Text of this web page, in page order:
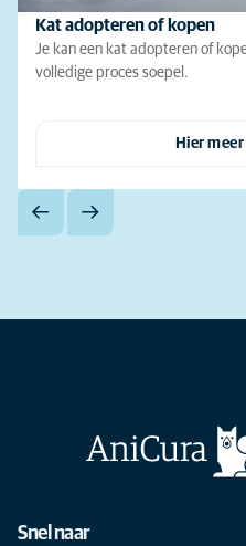
Kat adopteren of kopen
Je kan een kat adopteren of
volledige proces soepel.
Hier
Snel naar